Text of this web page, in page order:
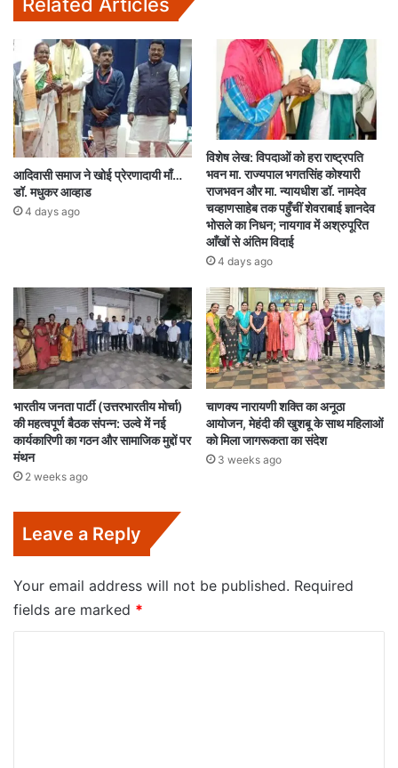
आदिवासी समाज ने खोई प्रेरणादायी माँ…
डॉ. मधुकर आव्हाड
4 days ago
विशेष लेख: विपदाओं को हरा राष्ट्रपति
भवन मा. राज्यपाल भगतसिंह कोश्यारी
राजभवन और मा. न्यायधीश डॉ. नामदेव
चव्हाणसाहेब तक पहुँचीं शेवराबाई ज्ञानदेव
भोसले का निधन; नायगाव में अश्रुपूरित
आँखों से अंतिम विदाई
4 days ago
भारतीय जनता पार्टी (उत्तरभारतीय मोर्चा)
की महत्वपूर्ण बैठक संपन्न: उल्वे में नई
कार्यकारिणी का गठन और सामाजिक मुद्दों पर
मंथन
2 weeks ago
चाणक्य नारायणी शक्ति का अनूठा
आयोजन, मेहंदी की खुशबू के साथ महिलाओं
को मिला जागरूकता का संदेश
3 weeks ago
Leave a Reply
Your email address will not be published. Required
fields are marked *